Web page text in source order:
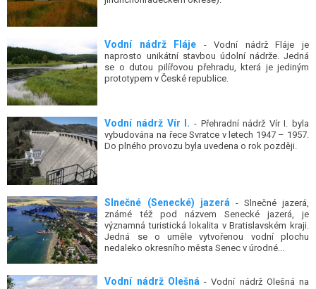
Vodní nádrž Fláje
- Vodní nádrž Fláje je
naprosto unikátní stavbou údolní nádrže. Jedná
se o dutou pilířovou přehradu, která je jediným
prototypem v České republice.
Vodní nádrž Vír I.
- Přehradní nádrž Vír I. byla
vybudována na řece Svratce v letech 1947 – 1957.
Do plného provozu byla uvedena o rok později.
Slnečné (Senecké) jazerá - Slnečné jazerá,
známé též pod názvem Senecké jazerá, je
významná turistická lokalita v Bratislavském kraji.
Jedná se o uměle vytvořenou vodní plochu
nedaleko okresního města Senec v úrodné...
Vodní nádrž Olešná - Vodní nádrž Olešná na